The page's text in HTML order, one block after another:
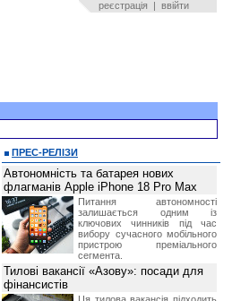
реєстрація | ввійти
ПРЕС-РЕЛІЗИ
Автономність та батарея нових
флагманів Apple iPhone 18 Pro Max
Питання автономності
залишається одним із
ключових чинників під час
вибору сучасного мобільного
пристрою преміального
сегмента.
Тилові вакансії «Азову»: посади для
фінансистів